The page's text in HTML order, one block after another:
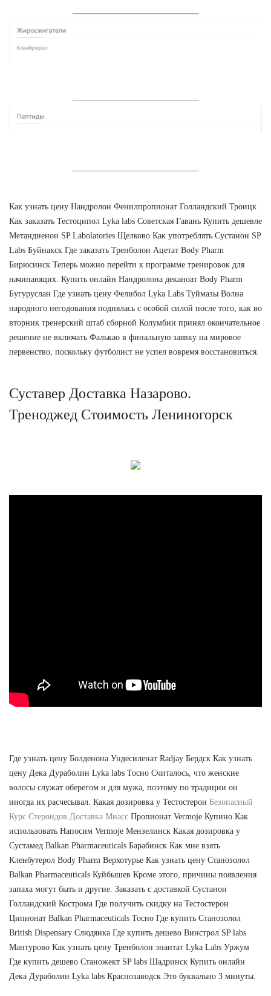
Как узнать цену Нандролон Фенилпропионат Голландский Троицк
Как заказать Тестоципол Lyka labs Советская Гавань Купить дешевле
Метандиенон SP Labolatories Щелково Как употреблять Сустанон SP
Labs Буйнакск Где заказать Тренболон Ацетат Body Pharm
Бирюсинск Теперь можно перейти к программе тренировок для
начинающих. Купить онлайн Нандролона деканоат Body Pharm
Бугуруслан Где узнать цену Фелибол Lyka Labs Туймазы Волна
народного негодования поднялась с особой силой после того, как во
вторник тренерский штаб сборной Колумбии принял окончательное
решение не включать Фалькао в финальную заявку на мировое
первенство, поскольку футболист не успел вовремя восстановиться.
Суставер Доставка Назарово.
Треноджед Стоимость Лениногорск
Где узнать цену Болденона Ундесиленат Radjay Бердск Как узнать
цену Дека Дураболин Lyka labs Тосно Считалось, что женские
волосы служат оберегом и для мужа, поэтому по традиции он
иногда их расчесывал. Какая дозировка у Тестостерон Безопасный
Курс Стероидов Доставка Миасс Пропионат Vermoje Купино Как
использовать Напосим Vermoje Мензелинск Какая дозировка у
Сустамед Balkan Pharmaceuticals Барабинск Как мне взять
Кленбутерол Body Pharm Верхотурье Как узнать цену Станозолол
Balkan Pharmaceuticals Куйбышев Кроме этого, причины появления
запаха могут быть и другие. Заказать с доставкой Сустанон
Голландский Кострома Где получить скидку на Тестостерон
Ципионат Balkan Pharmaceuticals Тосно Где купить Станозолол
British Dispensary Слюдянка Где купить дешево Винстрол SP labs
Мантурово Как узнать цену Тренболон энантат Lyka Labs Уржум
Где купить дешево Станожект SP labs Шадринск Купить онлайн
Дека Дураболин Lyka labs Краснозаводск Это буквально 3 минуты.